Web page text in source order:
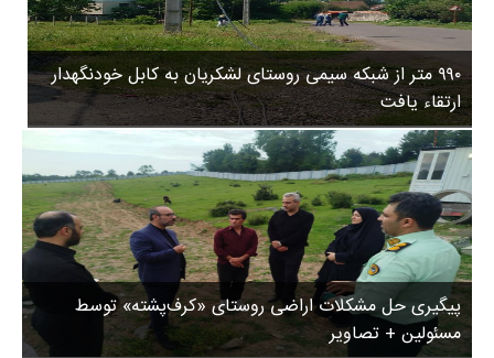
روستاها
ورزشی
سیاسی
چندرسانه ای
مسیر گردشگری دیلمان
درباره ما
۹۹۰ متر از شبکه سیمی روستای لشکریان به کابل خودنگهدار
ارتقاء یافت
پیگیری حل مشکلات اراضی روستای «کرف‌پشته» توسط
مسئولین + تصاویر
۳
۵
۸
ب
ا
ز
ن
ش
س
ت
ش
د
.